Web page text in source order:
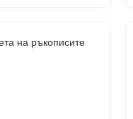
на ръкописите